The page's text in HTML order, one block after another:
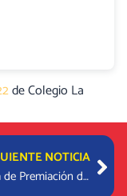
de Colegio La
NOTICIA
Ceremonia de Premiación de I a III Medio